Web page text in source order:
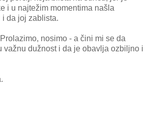
i u najtežim momentima našla
da joj zablista.
nosimo - a čini mi se da
važnu dužnost i da je obavlja ozbiljno i